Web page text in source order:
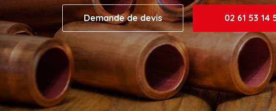
Demande de devis 02 61 53 14